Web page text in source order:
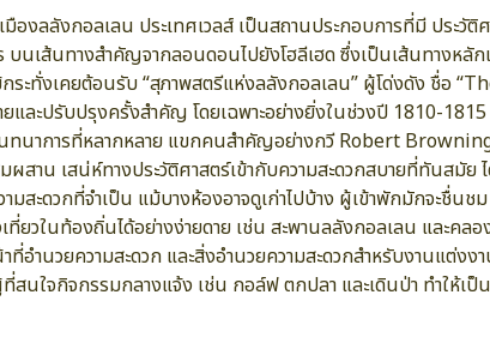
งลลังกอลเลน ประเทศเวลส์ เป็นสถานประกอบการที่มี ประวั
บนเส้นทางสำคัญจากลอนดอนไปยังโฮลีเฮด ซึ่งเป็นเส้นทางห
กระทั่งเคยต้อนรับ “สุภาพสตรีแห่งลลังกอลเลน” ผู้โด่งดัง ชื่อ
และปรับปรุงครั้งสำคัญ โดยเฉพาะอย่างยิ่งในช่วงปี 1810-
นทนาการที่หลากหลาย แขกคนสำคัญอย่างกวี Robert
าน เสน่ห์ทางประวัติศาสตร์เข้ากับความสะดวกสบายที่ทันสมั
มสะดวกที่จำเป็น แม้บางห้องอาจดูเก่าไปบ้าง ผู้เข้าพักมักจะชื่นช
ที่ยวในท้องถิ่นได้อย่างง่ายดาย เช่น สะพานลลังกอลเลน และ
ที่อำนวยความสะดวก และสิ่งอำนวยความสะดวกสำหรับงานแต่
สนใจกิจกรรมกลางแจ้ง เช่น กอล์ฟ ตกปลา และเดินป่า ทำให้เ